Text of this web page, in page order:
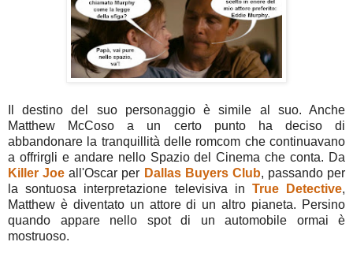
Il destino del suo personaggio è simile al suo. Anche
Matthew McCoso a un certo punto ha deciso di
abbandonare la tranquillità delle romcom che continuavano
a offrirgli e andare nello Spazio del Cinema che conta. Da
Killer Joe all'Oscar per Dallas Buyers Club, passando per
la sontuosa interpretazione televisiva in True Detective,
Matthew è diventato un attore di un altro pianeta. Persino
quando appare nello spot di un automobile ormai è
mostruoso.